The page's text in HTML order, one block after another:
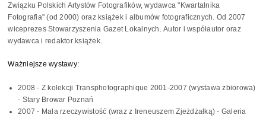
Związku Polskich Artystów Fotografików, wydawca "Kwartalnika
Fotografia" (od 2000) oraz książek i albumów fotograficznych. Od 2007
wiceprezes Stowarzyszenia Gazet Lokalnych. Autor i współautor oraz
wydawca i redaktor książek.
Ważniejsze wystawy:
2008 - Z kolekcji Transphotographique 2001-2007 (wystawa zbiorowa)
- Stary Browar Poznań
2007 - Mała rzeczywistość (wraz z Ireneuszem Zjeżdżałką) - Galeria